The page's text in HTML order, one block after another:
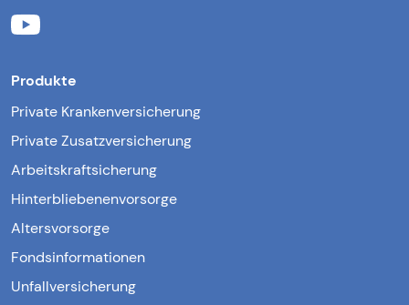
Produkte
Private Krankenversicherung
Private Zusatzversicherung
Arbeitskraftsicherung
Hinterbliebenenvorsorge
Altersvorsorge
Fondsinformationen
Unfallversicherung